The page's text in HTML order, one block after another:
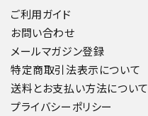
ご利用ガイド
お問い合わせ
メールマガジン登録
特定商取引法表示について
送料とお支払い方法について
プライバシーポリシー